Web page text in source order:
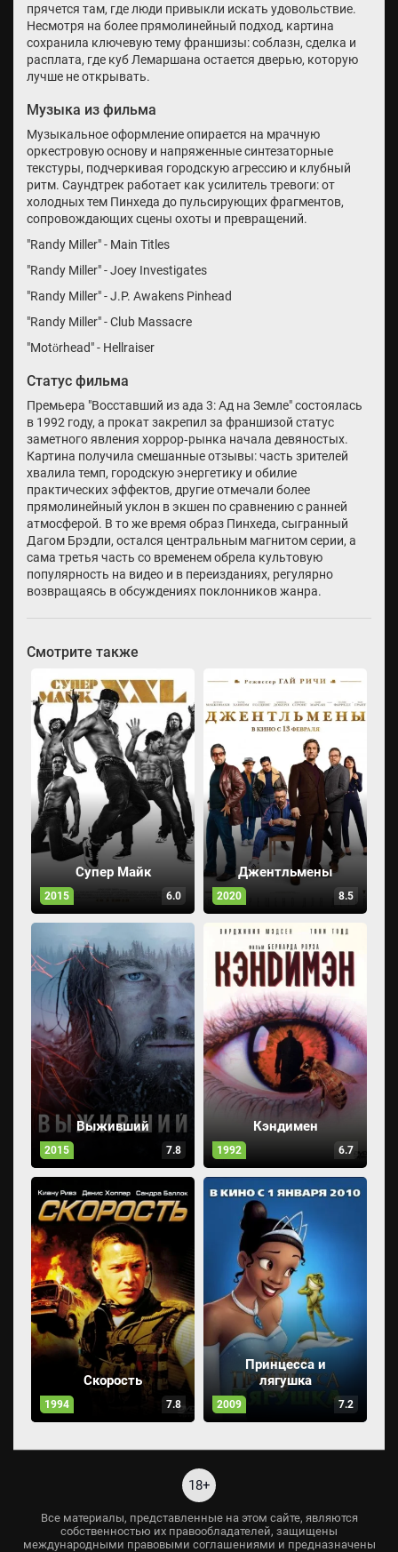
прячется там, где люди привыкли искать удовольствие.
Несмотря на более прямолинейный подход, картина
сохранила ключевую тему франшизы: соблазн, сделка и
расплата, где куб Лемаршана остается дверью, которую
лучше не открывать.
Музыка из фильма
Музыкальное оформление опирается на мрачную
оркестровую основу и напряженные синтезаторные
текстуры, подчеркивая городскую агрессию и клубный
ритм. Саундтрек работает как усилитель тревоги: от
холодных тем Пинхеда до пульсирующих фрагментов,
сопровождающих сцены охоты и превращений.
"Randy Miller" - Main Titles
"Randy Miller" - Joey Investigates
"Randy Miller" - J.P. Awakens Pinhead
"Randy Miller" - Club Massacre
"Motörhead" - Hellraiser
Статус фильма
Премьера "Восставший из ада 3: Ад на Земле" состоялась
в 1992 году, а прокат закрепил за франшизой статус
заметного явления хоррор‑рынка начала девяностых.
Картина получила смешанные отзывы: часть зрителей
хвалила темп, городскую энергетику и обилие
практических эффектов, другие отмечали более
прямолинейный уклон в экшен по сравнению с ранней
атмосферой. В то же время образ Пинхеда, сыгранный
Дагом Брэдли, остался центральным магнитом серии, а
сама третья часть со временем обрела культовую
популярность на видео и в переизданиях, регулярно
возвращаясь в обсуждениях поклонников жанра.
Смотрите также
Супер Майк
2015 6.0
Джентльмены
2020 8.5
Выживший
2015 7.8
Кэндимен
1992 6.7
Скорость
1994 7.8
Принцесса и
лягушка
2009 7.2
18+
Все материалы, представленные на этом сайте, являются
собственностью их правообладателей, защищены
международными правовыми соглашениями и предназначены